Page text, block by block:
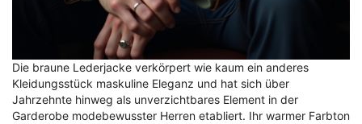
Die braune Lederjacke verkörpert wie kaum ein anderes
Kleidungsstück maskuline Eleganz und hat sich über
Jahrzehnte hinweg als unverzichtbares Element in der
Garderobe modebewusster Herren etabliert. Ihr warmer Farbton